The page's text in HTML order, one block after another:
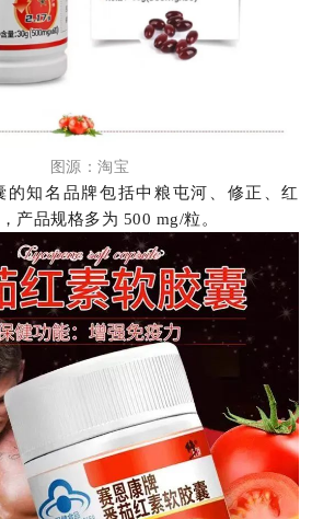
图源：淘宝
的知名品牌包括中粮屯河、修正、红
产品规格多为 500 mg/粒。